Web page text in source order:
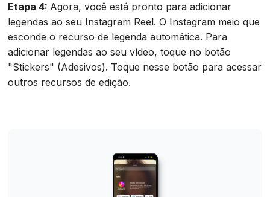
Etapa 4: Agora, você está pronto para adicionar
legendas ao seu Instagram Reel. O Instagram meio que
esconde o recurso de legenda automática. Para
adicionar legendas ao seu vídeo, toque no botão
"Stickers" (Adesivos). Toque nesse botão para acessar
outros recursos de edição.